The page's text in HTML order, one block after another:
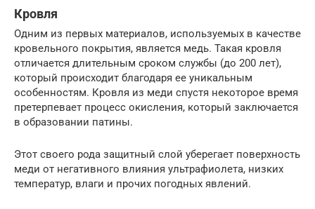
Кровля
Одним из первых материалов, используемых в качестве
кровельного покрытия, является медь. Такая кровля
отличается длительным сроком службы (до 200 лет),
который происходит благодаря ее уникальным
особенностям. Кровля из меди спустя некоторое время
претерпевает процесс окисления, который заключается
в образовании патины.
Этот своего рода защитный слой уберегает поверхность
меди от негативного влияния ультрафиолета, низких
температур, влаги и прочих погодных явлений.